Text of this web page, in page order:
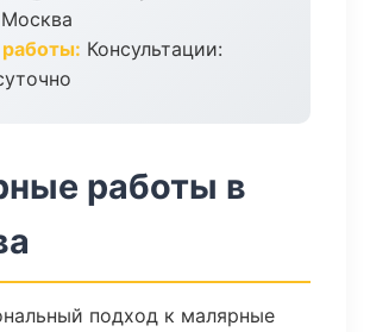
Москва
Консультации:
работы в
подход к малярные